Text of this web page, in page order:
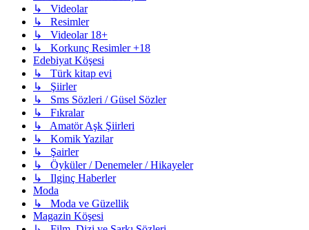
↳ Videolar
↳ Resimler
↳ Videolar 18+
↳ Korkunç Resimler +18
Edebiyat Köşesi
↳ Türk kitap evi
↳ Şiirler
↳ Sms Sözleri / Güsel Sözler
↳ Fıkralar
↳ Amatör Aşk Şiirleri
↳ Komik Yazilar
↳ Şairler
↳ Öyküler / Denemeler / Hikayeler
↳ Ilginç Haberler
Moda
↳ Moda ve Güzellik
Magazin Köşesi